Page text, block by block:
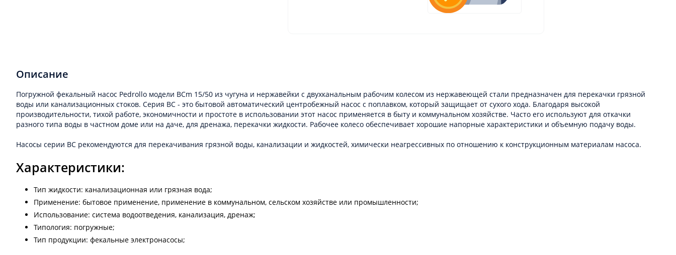
Описание
Погружной фекальный насос Pedrollo модели BCm 15/50 из чугуна и нержавейки с двухканальным рабочим колесом из нержавеющей стали предназначен для перекачки грязной
воды или канализационных стоков. Серия BC - это бытовой автоматический центробежный насос с поплавком, который защищает от сухого хода. Благодаря высокой
производительности, тихой работе, экономичности и простоте в использовании этот насос применяется в быту и коммунальном хозяйстве. Часто его используют для откачки
разного типа воды в частном доме или на даче, для дренажа, перекачки жидкости. Рабочее колесо обеспечивает хорошие напорные характеристики и объемную подачу воды.
Насосы серии BC рекомендуются для перекачивания грязной воды, канализации и жидкостей, химически неагрессивных по отношению к конструкционным материалам насоса.
Характеристики:
Тип жидкости: канализационная или грязная вода;
Применение: бытовое применение, применение в коммунальном, сельском хозяйстве или промышленности;
Использование: система водоотведения, канализация, дренаж;
Типология: погружные;
Тип продукции: фекальные электронасосы;